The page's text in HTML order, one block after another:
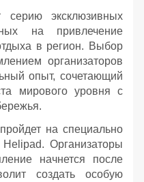
серию эксклюзивных
на привлечение
в регион. Выбор
организаторов
опыт, сочетающий
мирового уровня с
на специально
Организаторы
начнется после
создать особую